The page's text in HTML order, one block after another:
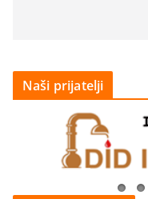
Naši prijatelji